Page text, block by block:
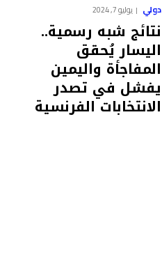
دولي يوليو 7, 2024
نتائج شبه رسمية..
اليسار يُحقق
المفاجأة واليمين
يفشل في تصدر
الانتخابات الفرنسية